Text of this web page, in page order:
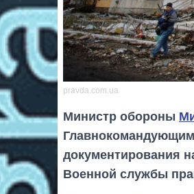
pravda.com.ua
Министр обороны
документирования
Военной службы